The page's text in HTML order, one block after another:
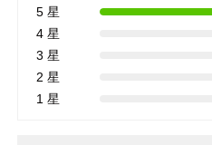
5 星
4 星
3 星
2 星
1 星